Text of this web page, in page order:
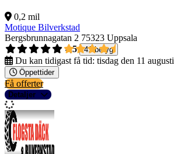
0,2 mil
Motique Bilverkstad
Bergsbrunnagatan 2 75323 Uppsala
4,5
41 betyg
Du kan tidigast få tid: tisdag den 11 augusti
Öppettider
Få offerter
Detaljer